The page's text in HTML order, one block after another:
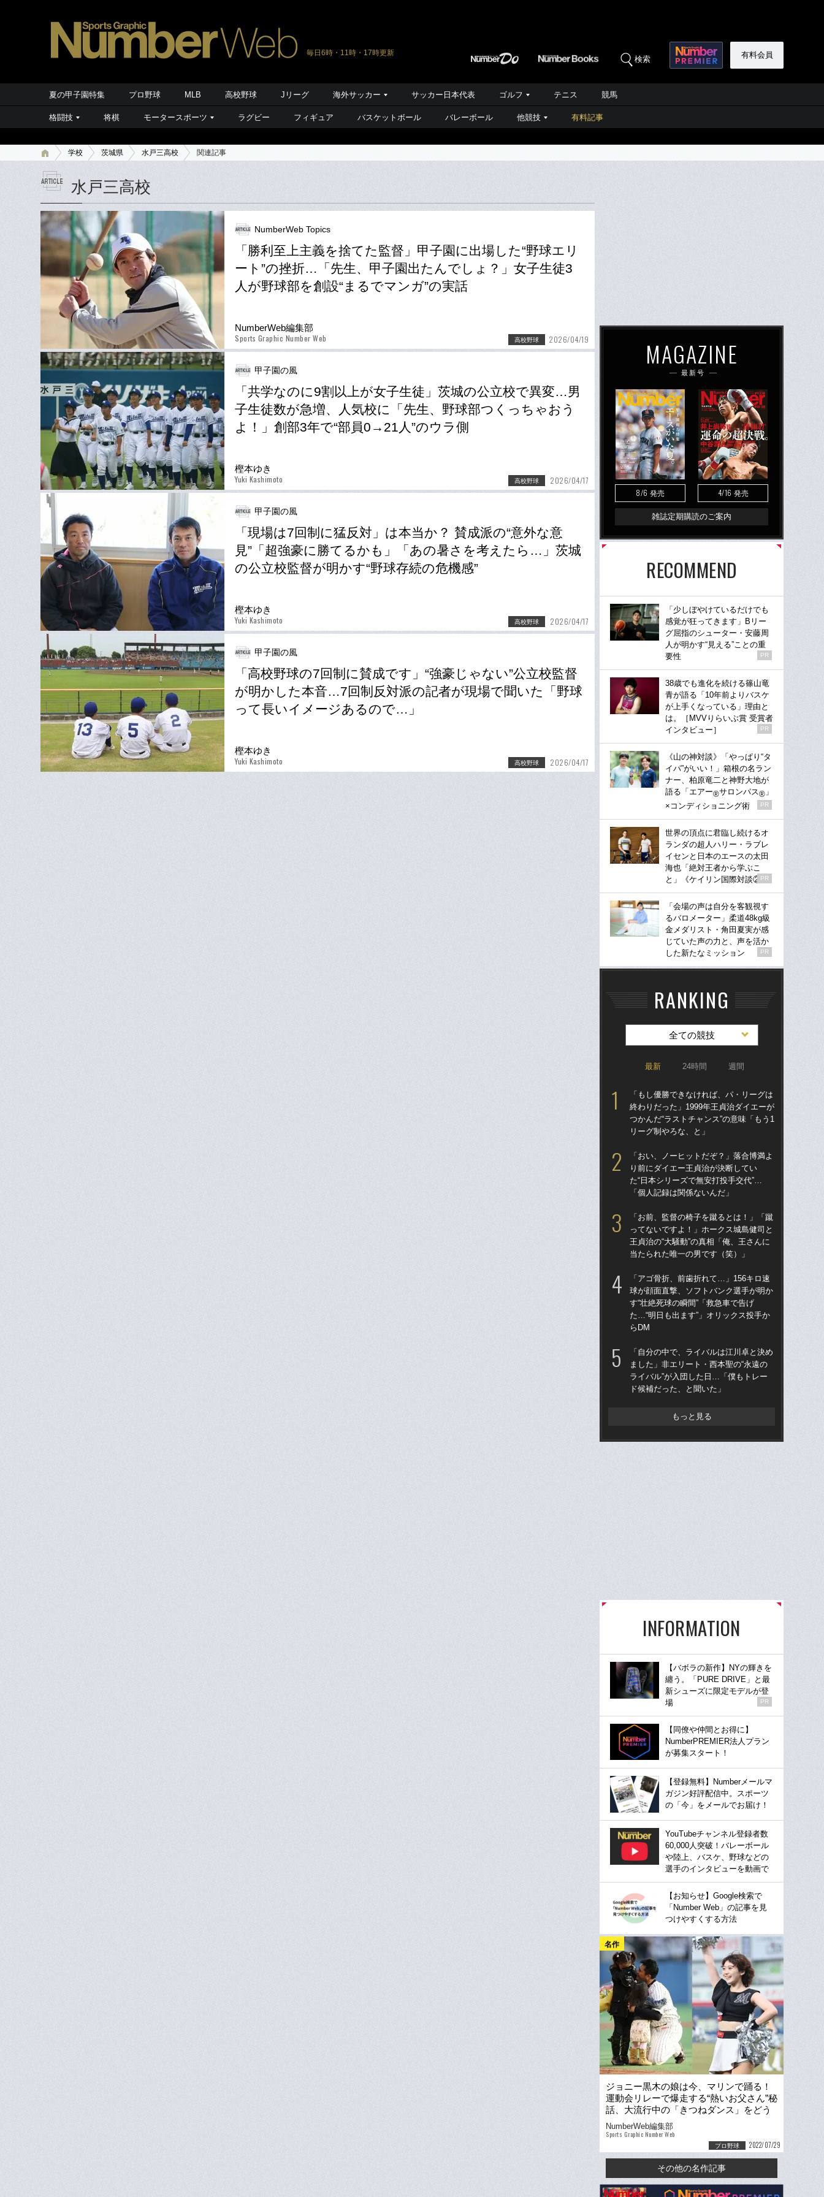
毎日6時・11時・17時更新
検索 有料会員
夏の甲子園特集 プロ野球 MLB 高校野球 Jリーグ 海外サッカー サッカー日本代表 ゴルフ テニス 競馬
格闘技 将棋 モータースポーツ ラグビー フィギュア バスケットボール バレーボール 他競技 有料記事
学校 茨城県 水戸三高校 関連記事
水戸三高校
NumberWeb Topics
「勝利至上主義を捨てた監督」甲子園に出場した“野球エリ
ート”の挫折…「先生、甲子園出たんでしょ？」女子生徒3
人が野球部を創設“まるでマンガ”の実話
NumberWeb編集部
Sports Graphic Number Web 高校野球 2026/04/19
甲子園の風
「共学なのに9割以上が女子生徒」茨城の公立校で異変…男
子生徒数が急増、人気校に「先生、野球部つくっちゃおう
よ！」創部3年で“部員0→21人”のウラ側
樫本ゆき
Yuki Kashimoto 高校野球 2026/04/17
甲子園の風
「現場は7回制に猛反対」は本当か？ 賛成派の“意外な意
見”「超強豪に勝てるかも」「あの暑さを考えたら…」茨城
の公立校監督が明かす“野球存続の危機感”
樫本ゆき
Yuki Kashimoto 高校野球 2026/04/17
甲子園の風
「高校野球の7回制に賛成です」“強豪じゃない”公立校監督
が明かした本音…7回制反対派の記者が現場で聞いた「野球
って長いイメージあるので…」
樫本ゆき
Yuki Kashimoto 高校野球 2026/04/17
MAGAZINE
最新号
8/6 発売 4/16 発売
雑誌定期購読のご案内
RECOMMEND
「少しぼやけているだけでも
感覚が狂ってきます」Bリー
グ屈指のシューター・安藤周
人が明かす“見える”ことの重
要性
PR
38歳でも進化を続ける篠山竜
青が語る「10年前よりバスケ
が上手くなっている」理由と
は。［MVVりらいぶ賞 受賞者
インタビュー］
PR
《山の神対談》「やっぱり“タ
イパ”がいい！」箱根の名ラン
ナー、柏原竜二と神野大地が
語る「エアー®サロンパス® 」
×コンディショニング術
PR
世界の頂点に君臨し続けるオ
ランダの超人ハリー・ラブレ
イセンと日本のエースの太田
海也「絶対王者から学ぶこ
と」《ケイリン国際対談②》
PR
「会場の声は自分を客観視す
るバロメーター」柔道48kg級
金メダリスト・角田夏実が感
じていた声の力と、声を活か
した新たなミッション
PR
RANKING
全ての競技
最新 24時間 週間
「もし優勝できなければ、パ・リーグは
終わりだった」1999年王貞治ダイエーが
つかんだ“ラストチャンス”の意味「もう1
リーグ制やろな、と」
「おい、ノーヒットだぞ？」落合博満よ
り前にダイエー王貞治が決断してい
た“日本シリーズで無安打投手交代”…
「個人記録は関係ないんだ」
「お前、監督の椅子を蹴るとは！」「蹴
ってないですよ！」ホークス城島健司と
王貞治の“大騒動”の真相「俺、王さんに
当たられた唯一の男です（笑）」
「アゴ骨折、前歯折れて…」156キロ速
球が顔面直撃、ソフトバンク選手が明か
す“壮絶死球の瞬間”「救急車で告げ
た…“明日も出ます”」オリックス投手か
らDM
「自分の中で、ライバルは江川卓と決め
ました」非エリート・西本聖の“永遠の
ライバル”が入団した日…「僕もトレー
ド候補だった、と聞いた」
もっと見る
INFORMATION
【バボラの新作】NYの輝きを
纏う。「PURE DRIVE」と最
新シューズに限定モデルが登
場
PR
【同僚や仲間とお得に】
NumberPREMIER法人プラン
が募集スタート！
【登録無料】Numberメールマ
ガジン好評配信中。スポーツ
の「今」をメールでお届け！
YouTubeチャンネル登録者数
60,000人突破！バレーボール
や陸上、バスケ、野球などの
選手のインタビューを動画で
【お知らせ】Google検索で
「Number Web」の記事を見
つけやすくする方法
名作
ジョニー黒木の娘は今、マリンで踊る！
運動会リレーで爆走する“熱いお父さん”秘
話、大流行中の「きつねダンス」をどう
思う？
NumberWeb編集部
Sports Graphic Number Web
プロ野球 2022/07/29
その他の名作記事